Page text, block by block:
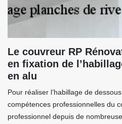
Le couvreur RP
en fixation de
en alu
Pour réaliser l’habillage de
compétences professionnelles du
professionnel depuis de